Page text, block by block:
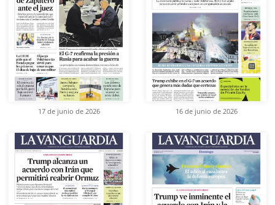
17 de junio de 2026 16 de junio de 2026